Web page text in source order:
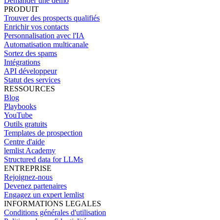
PRODUIT
Trouver des prospects qualifiés
Enrichir vos contacts
Personnalisation avec l'IA
Automatisation multicanale
Sortez des spams
Intégrations
API développeur
Statut des services
RESSOURCES
Blog
Playbooks
YouTube
Outils gratuits
Templates de prospection
Centre d'aide
lemlist Academy
Structured data for LLMs
ENTREPRISE
Rejoignez-nous
Devenez partenaires
Engagez un expert lemlist
INFORMATIONS LEGALES
Conditions générales d'utilisation